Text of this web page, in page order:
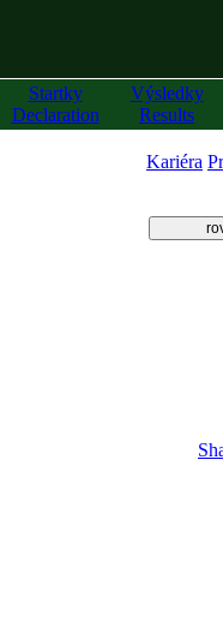
Startky
Declaration
Výsledky
Results
Kariéra